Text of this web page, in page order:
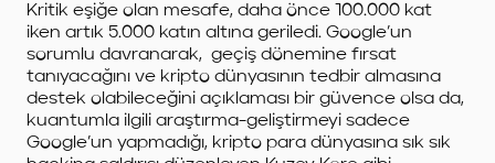
Kritik eşiğe olan mesafe, daha önce 100.000 kat
iken artık 5.000 katın altına geriledi. Google’un
sorumlu davranarak, geçiş dönemine fırsat
tanıyacağını ve kripto dünyasının tedbir almasına
destek olabileceğini açıklaması bir güvence olsa da,
kuantumla ilgili araştırma-geliştirmeyi sadece
Google’un yapmadığı, kripto para dünyasına sık sık